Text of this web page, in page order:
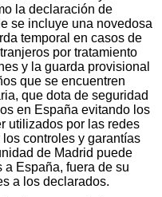
la declaración de
se incluye una novedosa
temporal en casos de
por tratamiento
y la guarda provisional
que se encuentren
que dota de seguridad
en España evitando los
utilizados por las redes
controles y garantías
de Madrid puede
a España, fuera de su
a los declarados.